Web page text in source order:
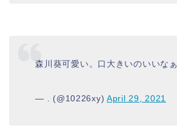
森川葵可愛い。口大きいのいいなぁ
— . (@10226xy) April 29, 2021